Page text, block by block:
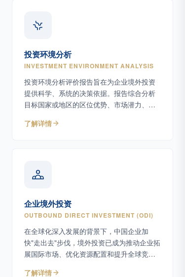
投资环境分析
INVESTMENT ENVIRONMENT ANALYSIS
投资环境分析评价报告旨在为企业境外投资
提供科学、系统的决策依据。报告综合分析
目标国家或地区的区位优势、市场潜力、自
环境等核心因素，帮助企业识别机遇与风
了解详情
企业境外投资
OUTBOUND DIRECT INVESTMENT (ODI)
在全球化深入发展的背景下，中国企业加
快"走出去"步伐，境外投资已成为推动企业拓
展国际市场、优化资源配置和提升全球竞争
了解详情